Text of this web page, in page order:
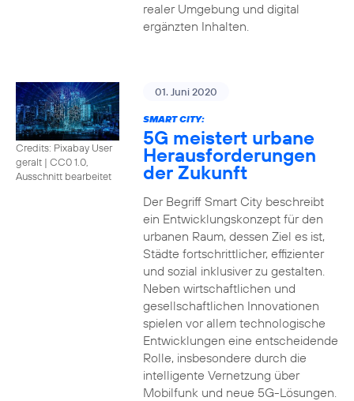
realer Umgebung und digital
ergänzten Inhalten.
Credits: Pixabay User
geralt | CC0 1.0,
Ausschnitt bearbeitet
01. Juni 2020
SMART CITY:
5G meistert urbane
Herausforderungen
der Zukunft
Der Begriff Smart City beschreibt
ein Entwicklungskonzept für den
urbanen Raum, dessen Ziel es ist,
Städte fortschrittlicher, effizienter
und sozial inklusiver zu gestalten.
Neben wirtschaftlichen und
gesellschaftlichen Innovationen
spielen vor allem technologische
Entwicklungen eine entscheidende
Rolle, insbesondere durch die
intelligente Vernetzung über
Mobilfunk und neue 5G-Lösungen.